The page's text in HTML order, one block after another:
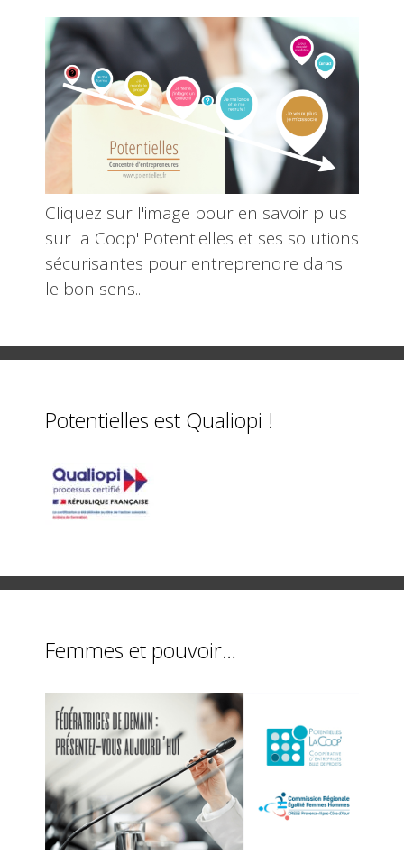
Cliquez sur l'image pour en savoir plus
sur la Coop' Potentielles et ses solutions
sécurisantes pour entreprendre dans
le bon sens...
Potentielles est Qualiopi !
Femmes et pouvoir…